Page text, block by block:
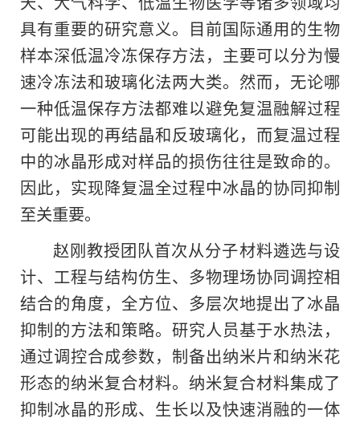
具有重要的研究意义。目前国际通用的生物
样本深低温冷冻保存方法，主要可以分为慢
速冷冻法和玻璃化法两大类。然而，无论哪
一种低温保存方法都难以避免复温融解过程
可能出现的再结晶和反玻璃化，而复温过程
中的冰晶形成对样品的损伤往往是致命的。
因此，实现降复温全过程中冰晶的协同抑制
至关重要。
赵刚教授团队首次从分子材料遴选与设
计、工程与结构仿生、多物理场协同调控相
结合的角度，全方位、多层次地提出了冰晶
抑制的方法和策略。研究人员基于水热法，
通过调控合成参数，制备出纳米片和纳米花
形态的纳米复合材料。纳米复合材料集成了
抑制冰晶的形成、生长以及快速消融的一体